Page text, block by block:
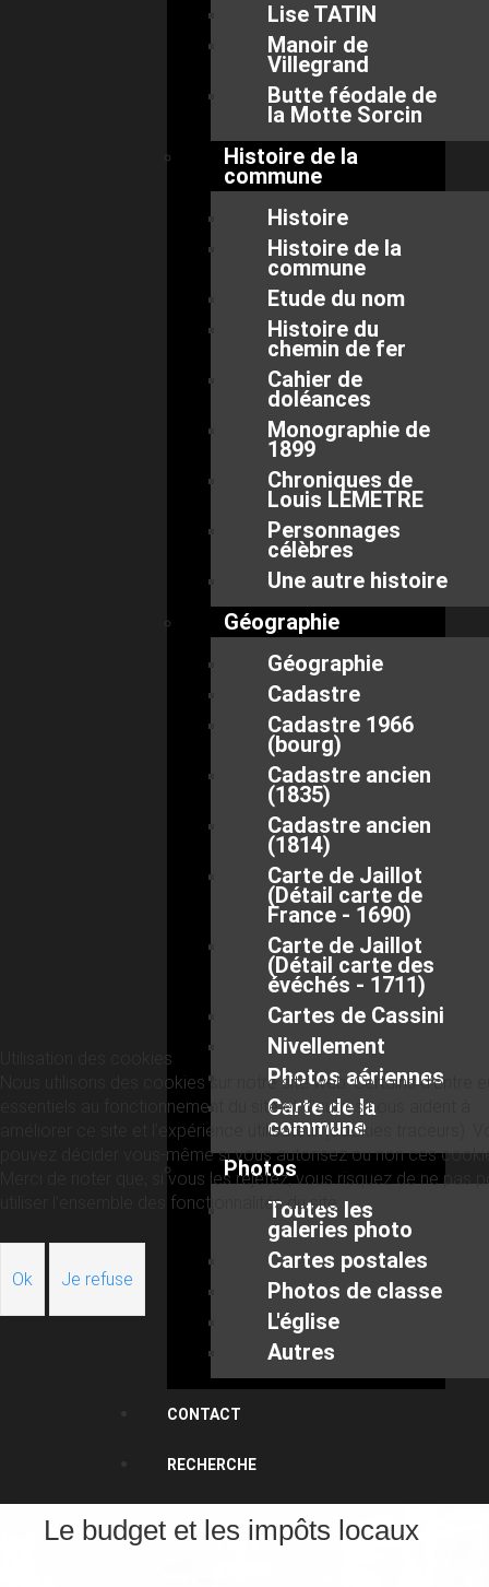
Lise TATIN
Manoir de
Villegrand
Butte féodale de
la Motte Sorcin
Histoire de la
commune
Histoire
Histoire de la
commune
Etude du nom
Histoire du
chemin de fer
Cahier de
doléances
Monographie de
1899
Chroniques de
Louis LEMETRE
Personnages
célèbres
Une autre histoire
Géographie
Géographie
Cadastre
Cadastre 1966
(bourg)
Cadastre ancien
(1835)
Cadastre ancien
(1814)
Carte de Jaillot
(Détail carte de
France - 1690)
Carte de Jaillot
(Détail carte des
évéchés - 1711)
Cartes de Cassini
Nivellement
Photos aériennes
Carte de la
commune
Photos
Toutes les
galeries photo
Cartes postales
Photos de classe
L'église
Autres
CONTACT
RECHERCHE
Le budget et les impôts locaux
Utilisation des cookies
Nous utilisons des cookies sur notre site web. Certains d’entre
essentiels au fonctionnement du site et d’autres nous aident à
améliorer ce site et l’expérience utilisateur (cookies traceurs).
pouvez décider vous-même si vous autorisez ou non ces
Merci de noter que, si vous les rejetez, vous risquez de ne pas
utiliser l’ensemble des fonctionnalités du site.
Ok Je refuse